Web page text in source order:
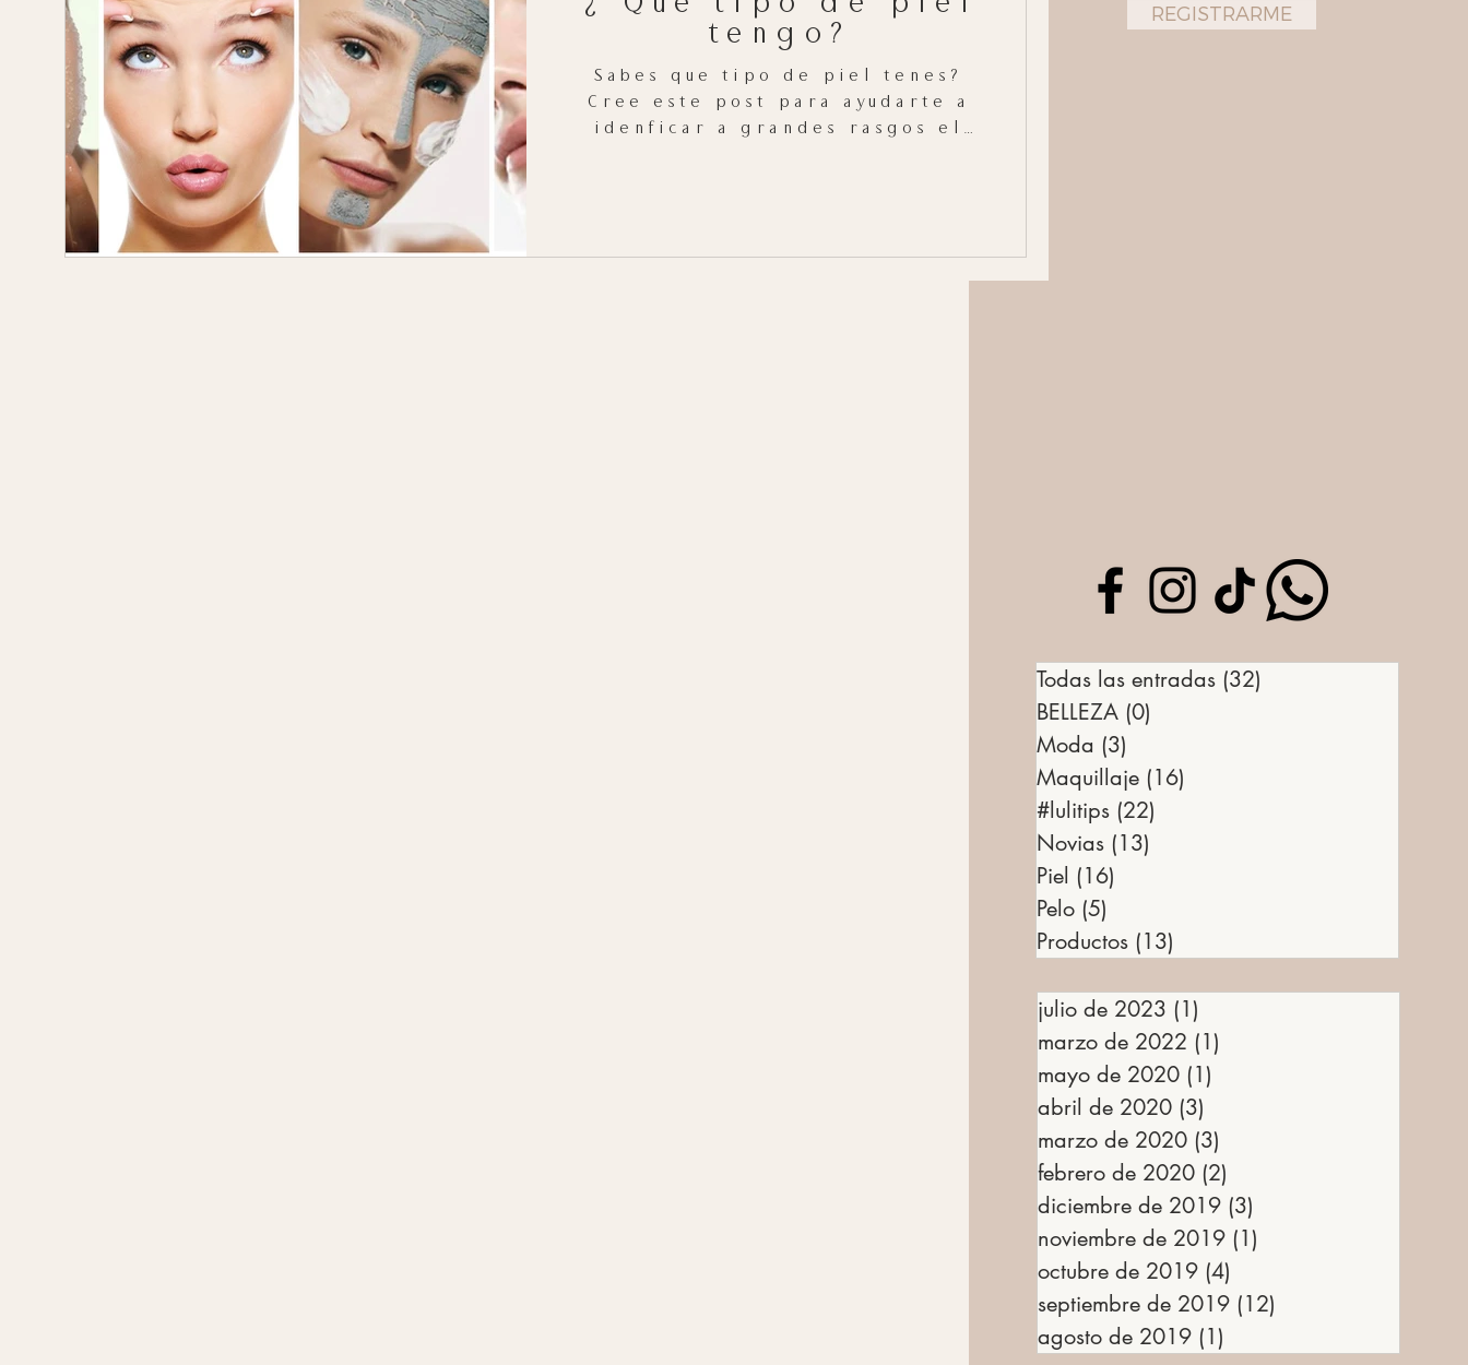
REGISTRARME
Todas las entradas (32)
BELLEZA (0)
Moda (3)
Maquillaje (16)
#lulitips (22)
Novias (13)
Piel (16)
Pelo (5)
Productos (13)
julio de 2023 (1)
marzo de 2022 (1)
mayo de 2020 (1)
abril de 2020 (3)
marzo de 2020 (3)
febrero de 2020 (2)
diciembre de 2019 (3)
noviembre de 2019 (1)
octubre de 2019 (4)
septiembre de 2019 (12)
agosto de 2019 (1)
tengo?
Sabes que tipo de piel tenes?
Cree este post para ayudarte a
idenficar a grandes rasgos el